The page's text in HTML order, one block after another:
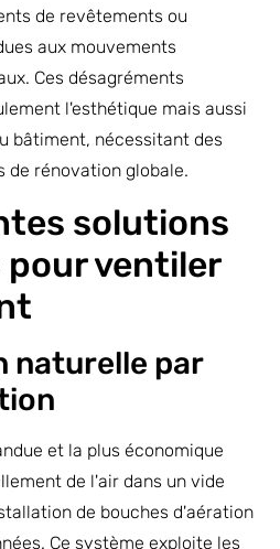
de revêtements ou
aux mouvements
Ces désagréments
l'esthétique mais aussi
bâtiment, nécessitant des
de rénovation globale.
solutions
ventiler
naturelle par
et la plus économique
de l'air dans un vide
de bouches d'aération
Ce système exploite les